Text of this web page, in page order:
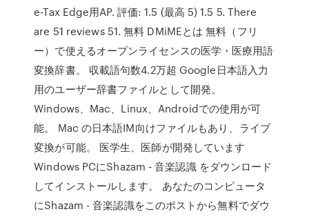
e-Tax Edge用AP. 評価: 1.5 (最高 5) 1.5 5. There
are 51 reviews 51. 無料 DMiMEとは 無料（フリ
ー）で使えるオープンライセンスの医学・医療用語
変換辞書。 収載語句数4.2万超 Google日本語入力
用のユーザー辞書ファイルとして開発。
Windows、Mac、Linux、Androidでの使用が可
能。 Mac の日本語IM向けファイルもあり、ライブ
変換が可能。 医学生、医師が開発しています
Windows PCにShazam - 音楽認識 をダウンロード
してインストールします。 あなたのコンピュータ
にShazam - 音楽認識をこのポストから無料でダウ